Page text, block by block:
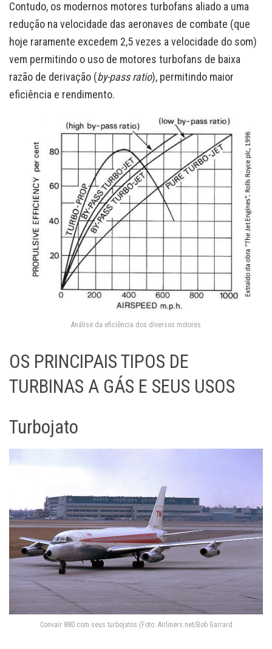
Contudo, os modernos motores turbofans aliado a uma
redução na velocidade das aeronaves de combate (que
hoje raramente excedem 2,5 vezes a velocidade do som)
vem permitindo o uso de motores turbofans de baixa
razão de derivação (by-pass ratio), permitindo maior
eficiência e rendimento.
Análise da eficiência dos diversos motores
OS PRINCIPAIS TIPOS DE
TURBINAS A GÁS E SEUS USOS
Turbojato
Convair 880 com seus turbojatos (Foto: Airliners.net/Bob Garrard